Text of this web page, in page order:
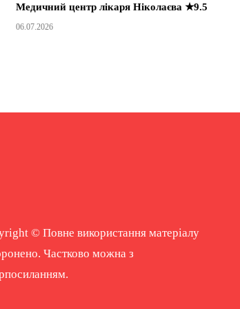
Медичний центр лікаря Ніколаєва ★9.5
06.07.2026
© Повне використання матеріалу
Частково можна з